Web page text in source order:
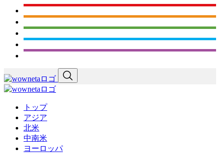
トップ
アジア
北米
中南米
ヨーロッパ